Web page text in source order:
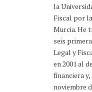
la
Fiscal por
Murcia. He
seis
Legal y
en 2001 al
financiera
noviembre